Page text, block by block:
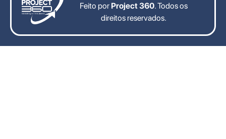
Feito por Project 360. Todos os
direitos reservados.